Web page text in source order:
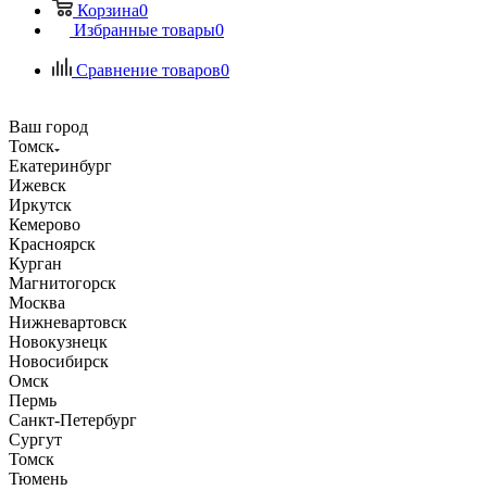
Корзина0
Избранные товары0
Сравнение товаров0
Ваш город
Томск
Екатеринбург
Ижевск
Иркутск
Кемерово
Красноярск
Курган
Магнитогорск
Москва
Нижневартовск
Новокузнецк
Новосибирск
Омск
Пермь
Санкт-Петербург
Сургут
Томск
Тюмень